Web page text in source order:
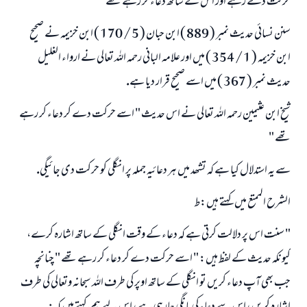
سنن نسائى حديث نمبر ( 889 ) ابن حبان ( 5 / 170 ) ابن خزيمہ نے صحيح
ابن خزيمہ ( 1 / 354 ) ميں اور علامہ البانى رحمہ اللہ تعالى نے ارواء الغليل
حديث نمبر ( 367 ) ميں اسے صحيح قرار ديا ہے.
شيخ ابن عثيمين رحمہ اللہ تعالى نے اس حديث " اسے حركت دے كر دعاء كر رہے
تھے "
سے يہ استدلال كيا ہے كہ تشھد ميں ہر دعائيہ جملہ پر انگلى كو حركت دى جائيگى.
الشرح الممتع ميں كہتے ہيں:ط
" سنت اس پر دلالت كرتى ہے كہ دعاء كے وقت انگلى كے ساتھ اشارہ كرے،
كيونكہ حديث كے لفظ ہيں: " اسے حركت دے كر دعاء كر رہے تھے " چنانچہ
جب بھى آپ دعاء كريں تو انگلى كے ساتھ اوپر كى طرف اللہ سبحانہ وتعالى كى طرف
جواب نمبر 110845 نے نکاح ٹوٹنے سے بچایا۔
امت مسلمہ کے واسطے جوابات پیش کرنے کے لیے ہماری مدد کریں
رسول اللہ صلی اللہ علیہ و سلم کا فرمان ہے:
نیکی کی رہنمائی کرنے والے کو بھی نیکی کرنے والے کے برابر اجر ملتا ہے۔